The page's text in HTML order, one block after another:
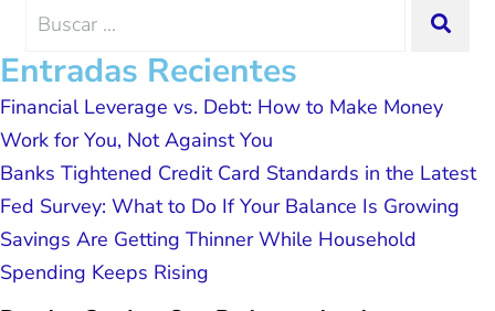
possible because of J Miller, and I am
Search
Entradas Recientes
Financial Leverage vs. Debt: How to Make Money
Work for You, Not Against You
Banks Tightened Credit Card Standards in the Latest
Fed Survey: What to Do If Your Balance Is Growing
Savings Are Getting Thinner While Household
Spending Keeps Rising